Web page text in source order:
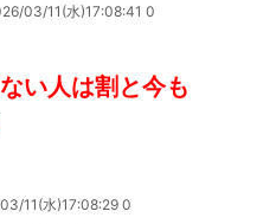
03/11(水)17:08:41 0
い人は割と今も
11(水)17:08:29 0